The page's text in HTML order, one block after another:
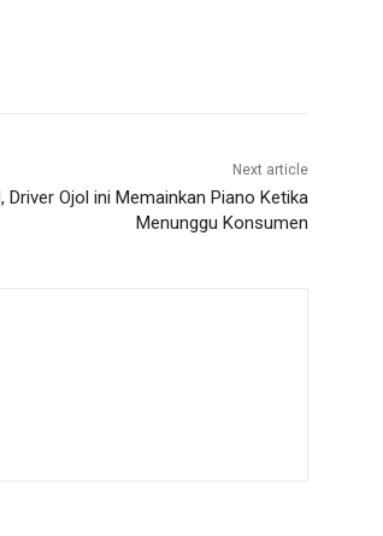
Next article
Driver Ojol ini Memainkan Piano Ketika
Menunggu Konsumen